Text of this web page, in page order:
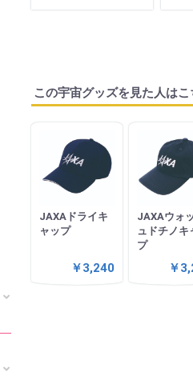
この宇宙グッズを見た人は
JAXAドライキ
ャップ
￥3,240
JAXAウォ
ュドチノキ
プ
￥